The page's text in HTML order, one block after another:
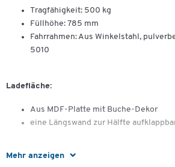
Mehr anzeigen
Tragfähigkeit: 500 kg
Füllhöhe: 785 mm
Fahrrahmen: Aus Winkelstahl,
5010
Ladefläche:
Aus MDF-Platte mit Buche-Dekor
eine Längswand zur Hälfte
Bereifung